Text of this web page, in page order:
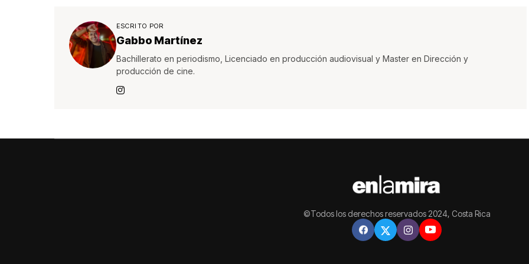
ESCRITO POR
Gabbo Martínez
Bachillerato en periodismo, Licenciado en producción audiovisual y Master en Dirección y
producción de cine.
©Todos los derechos reservados 2024, Costa Rica